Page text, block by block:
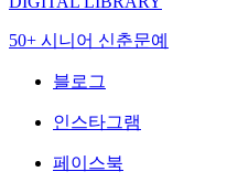
50+ 시니어 신춘문예
블로그
인스타그램
페이스북